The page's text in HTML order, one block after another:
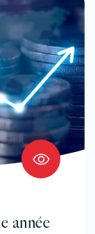
année